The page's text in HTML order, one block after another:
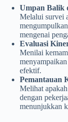
Umpan Balik
Melalui survei
mengenai
Evaluasi
Menilai
efektif.
Pemantauan
Melihat
dengan
menunjukkan